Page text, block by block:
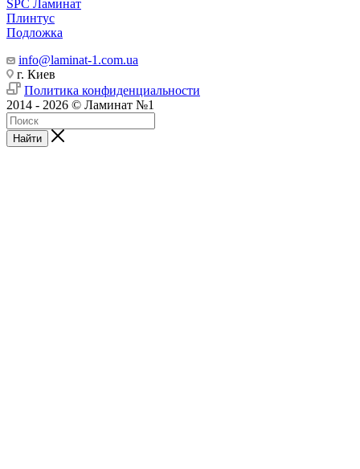
SPC Ламинат
Плинтус
Подложка
info@laminat-1.com.ua
г. Киев
Политика конфиденциальности
2014 - 2026 © Ламинат №1
Найти